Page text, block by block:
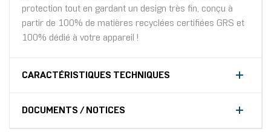
protection tout en gardant un design très fin, conçu à
partir de 100% de matières recyclées certifiées GRS et
100% dédié à votre appareil !
CARACTÉRISTIQUES TECHNIQUES
DOCUMENTS / NOTICES